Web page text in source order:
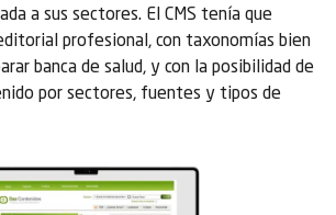
a sus sectores. El CMS tenía que
profesional, con taxonomías bien
banca de salud, y con la posibilidad de
por sectores, fuentes y tipos de